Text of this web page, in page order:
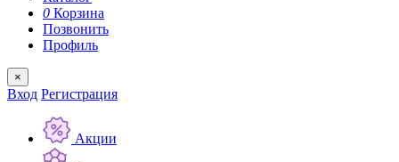
0 Корзина
Позвонить
Профиль
×
Вход Регистрация
Акции